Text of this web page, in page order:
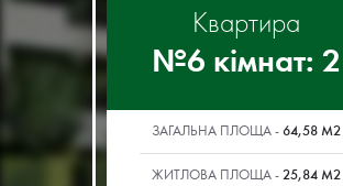
Квартира
№6 кімнат: 2
ЗАГАЛЬНА ПЛОЩА - 64,58 М2
ЖИТЛОВА ПЛОЩА - 25,84 М2